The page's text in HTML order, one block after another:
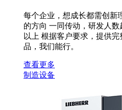
每个企业，想成长都需创新
的方向 一同传动，研发人数
以上 根据客户要求，提供
品，我们能行。
查看更多
制造设备